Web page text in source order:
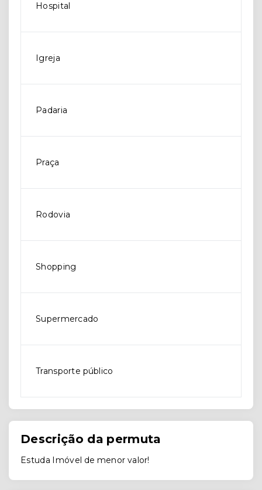
Hospital
Igreja
Padaria
Praça
Rodovia
Shopping
Supermercado
Transporte público
Descrição da permuta
Estuda Imóvel de menor valor!